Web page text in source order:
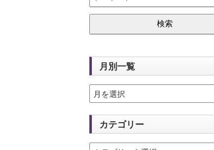
月別一覧
カテゴリー